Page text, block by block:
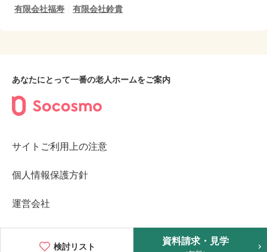
検討リスト 資料請求・見学
有限会社福寿
有限会社鈴貴
あなたにとって一番の老人ホームをご案内
サイトご利用上の注意
個人情報保護方針
運営会社
©2023︎ Socosmo Inc.